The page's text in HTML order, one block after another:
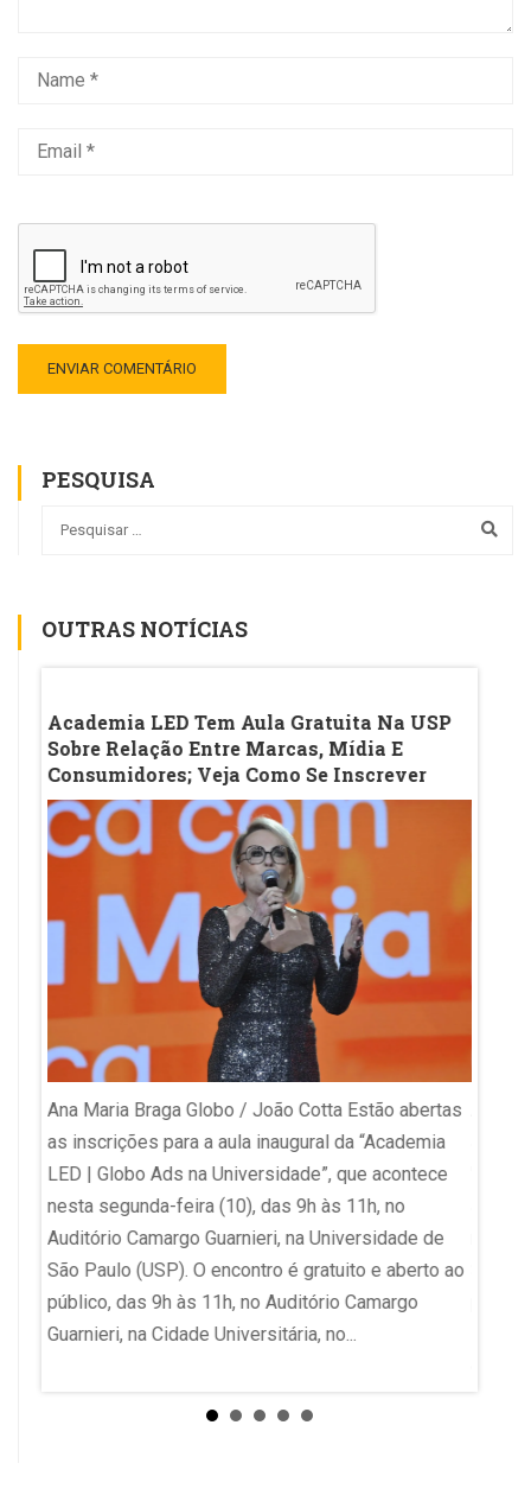
PESQUISA
OUTRAS NOTÍCIAS
Academia LED Tem Aula Gratuita Na USP
Sobre Relação Entre Marcas, Mídia E
Consumidores; Veja Como Se Inscrever
Ana Maria Braga Globo / João Cotta Estão abertas
as inscrições para a aula inaugural da “Academia
LED | Globo Ads na Universidade”, que acontece
nesta segunda-feira (10), das 9h às 11h, no
Auditório Camargo Guarnieri, na Universidade de
São Paulo (USP). O encontro é gratuito e aberto ao
público, das 9h às 11h, no Auditório Camargo
Guarnieri, na Cidade Universitária, no...